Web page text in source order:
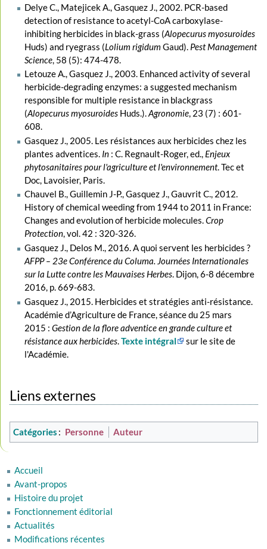
Delye C., Matejicek A., Gasquez J., 2002. PCR-based
detection of resistance to acetyl-CoA carboxylase-
inhibiting herbicides in black-grass (Alopecurus myosuroides
Huds) and ryegrass (Lolium rigidum Gaud). Pest Management
Science, 58 (5): 474-478.
Letouze A., Gasquez J., 2003. Enhanced activity of several
herbicide-degrading enzymes: a suggested mechanism
responsible for multiple resistance in blackgrass
(Alopecurus myosuroidesHuds.).Agronomie, 23 (7) : 601-
608.
Gasquez J., 2005. Les résistances aux herbicides chez les
plantes adventices. In: C. Regnault-Roger, ed., Enjeux
phytosanitaires pour l'agriculture et l'environnement. Tec et
Doc, Lavoisier, Paris.
Chauvel B., Guillemin J-P., Gasquez J., Gauvrit C., 2012.
History of chemical weeding from 1944 to 2011 in France:
Changes and evolution of herbicide molecules.Crop
Protection, vol. 42 : 320-326.
Gasquez J., Delos M., 2016. A quoi servent les herbicides ?
AFPP – 23e Conférence du Columa. Journées Internationales
sur la Lutte contre les Mauvaises Herbes. Dijon, 6-8 décembre
2016, p. 669-683.
Gasquez J., 2015. Herbicides et stratégies anti-résistance.
Académie d’Agriculture de France, séance du 25 mars
2015 : Gestion de la flore adventice en grande culture et
résistance aux herbicides. Texte intégral
sur le site de
l'Académie.
Liens externes
Catégories : Personne Auteur
Accueil
Avant-propos
Histoire du projet
Fonctionnement éditorial
Actualités
Modifications récentes